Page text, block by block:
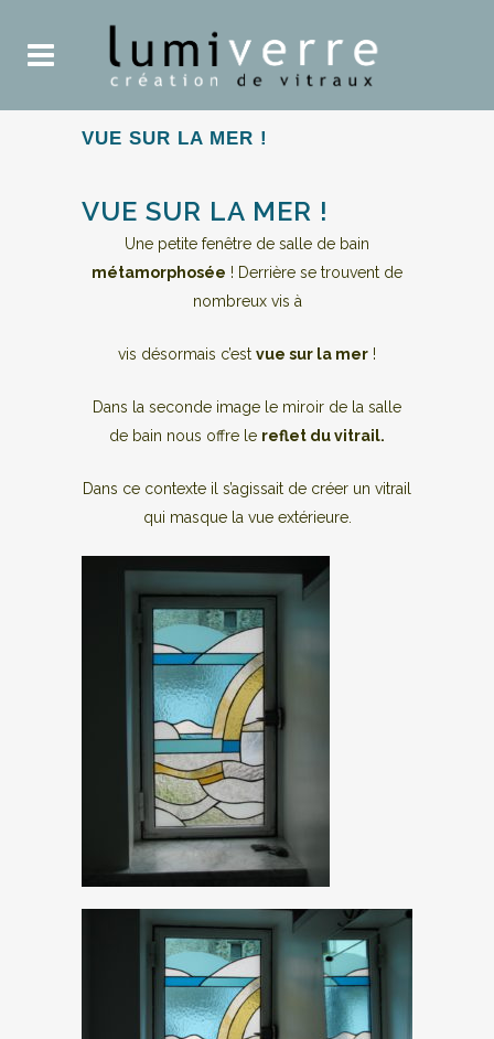
VUE SUR LA MER !
VUE SUR LA MER !
Une petite fenêtre de salle de bain
métamorphosée ! Derrière se trouvent de
nombreux vis à
vis désormais c’est vue sur la mer !
Dans la seconde image le miroir de la salle
de bain nous offre le reflet du vitrail.
Dans ce contexte il s’agissait de créer un vitrail
qui masque la vue extérieure.